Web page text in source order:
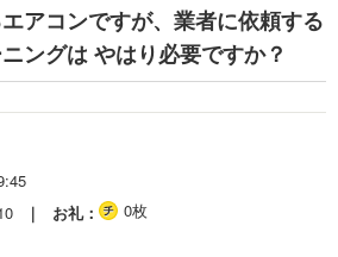
アコンですが、業者に依頼する
ングは やはり必要ですか？
お礼
0枚